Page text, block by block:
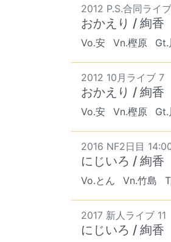
2012 P.S.合同ライ
おかえり / 絢香
Vo.安 Vn.樫原 Gt.
2012 10月ライブ 7
おかえり / 絢香
Vo.安 Vn.樫原 Gt.
2016 NF2日目
にじいろ / 絢香
Vo.とん Vn.竹島
2017 新人ライブ 11
にじいろ / 絢香